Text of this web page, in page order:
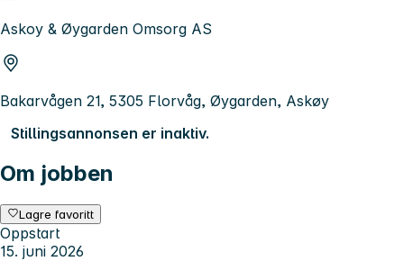
Askoy & Øygarden Omsorg AS
Bakarvågen 21, 5305 Florvåg, Øygarden, Askøy
Stillingsannonsen er inaktiv.
Om jobben
Lagre favoritt
Oppstart
15. juni 2026